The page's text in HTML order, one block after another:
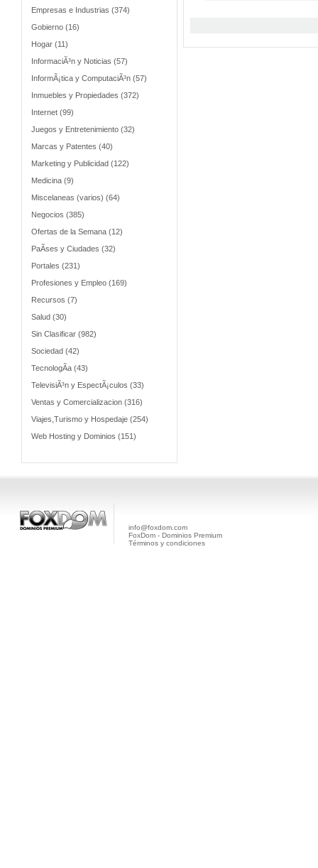
Empresas e Industrias (374)
Gobierno (16)
Hogar (11)
InformaciÃ³n y Noticias (57)
InformÃ¡tica y ComputaciÃ³n (57)
Inmuebles y Propiedades (372)
Internet (99)
Juegos y Entretenimiento (32)
Marcas y Patentes (40)
Marketing y Publicidad (122)
Medicina (9)
Miscelaneas (varios) (64)
Negocios (385)
Ofertas de la Semana (12)
PaÃ­ses y Ciudades (32)
Portales (231)
Profesiones y Empleo (169)
Recursos (7)
Salud (30)
Sin Clasificar (982)
Sociedad (42)
TecnologÃ­a (43)
TelevisiÃ³n y EspectÃ¡culos (33)
Ventas y Comercializacion (316)
Viajes,Turismo y Hospedaje (254)
Web Hosting y Dominios (151)
info@foxdom.com
FoxDom - Dominios Premium
Términos y condiciones